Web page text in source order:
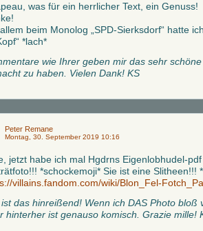
was für ein herrlicher Text, ein Genuss!
beim Monolog „SPD-Sierksdorf“ hatte
*lach*
wie Ihrer geben mir das sehr
zu haben. Vielen Dank! KS
Peter Remane
Montag, 30. September 2019 10:16
jetzt habe ich mal Hgdrns Eigenlobhudel-
*schockemoji* Sie ist eine Slitheen!!!
villains.fandom.com/wiki/Blon_Fel-
das hinreißend! Wenn ich DAS Photo bloß
hinterher ist genauso komisch. Grazie mille!